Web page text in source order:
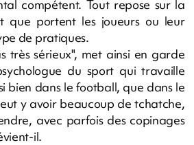
compétent. Tout repose sur la
que portent les joueurs ou leur
de pratiques.
très sérieux", met ainsi en garde
du sport qui travaille
bien dans le football, que dans le
y avoir beaucoup de tchatche,
avec parfois des copinages
il.